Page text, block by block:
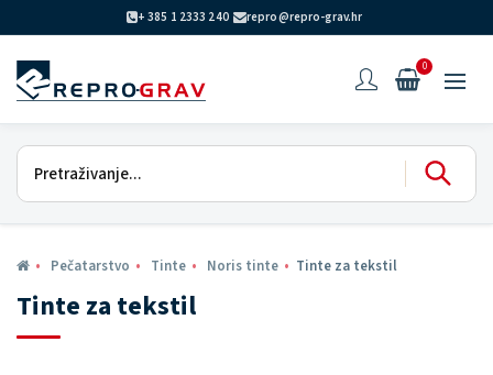
+ 385 1 2333 240 repro@repro-grav.hr
0
Tinte za tekstil
Pečatarstvo Tinte Noris tinte Tinte za tekstil